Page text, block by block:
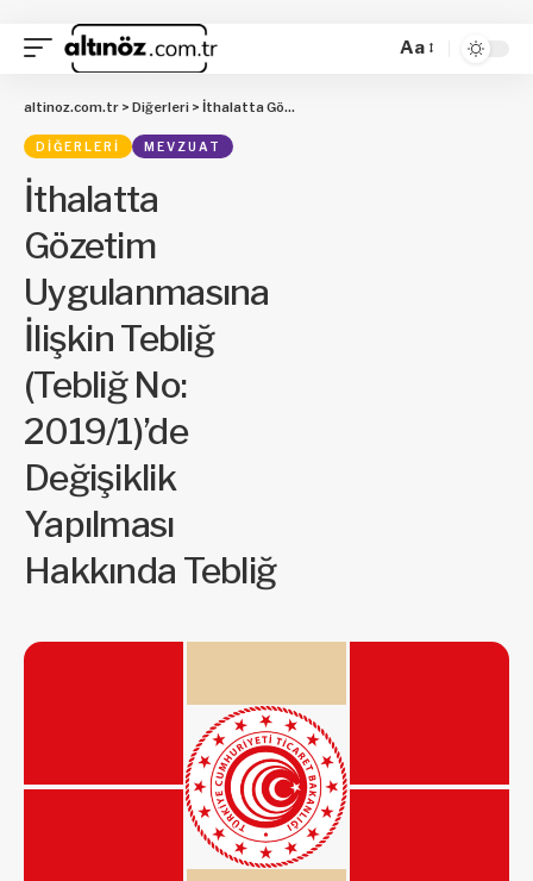
Aa
altinoz.com.tr > Diğerleri > İthalatta Gözetim Uygulanmasına İlişkin Tebliğ (Tebliğ No: 2019/1)’de Değişiklik Yapılması Hakkında Tebliğ
DIĞERLERI MEVZUAT
İthalatta
Gözetim
Uygulanmasına
İlişkin Tebliğ
(Tebliğ No:
2019/1)’de
Değişiklik
Yapılması
Hakkında Tebliğ